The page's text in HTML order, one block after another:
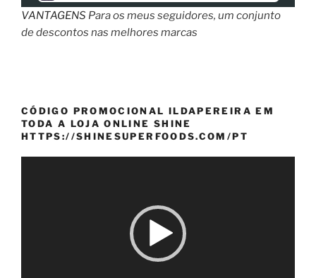
VANTAGENS Para os meus seguidores, um conjunto
de descontos nas melhores marcas
CÓDIGO PROMOCIONAL ILDAPEREIRA EM
TODA A LOJA ONLINE SHINE
HTTPS://SHINESUPERFOODS.COM/PT